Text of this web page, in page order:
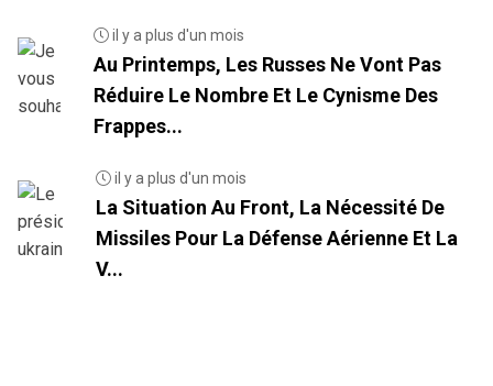
il y a plus d'un mois
Au Printemps, Les Russes Ne Vont Pas
Réduire Le Nombre Et Le Cynisme Des
Frappes...
il y a plus d'un mois
La Situation Au Front, La Nécessité De
Missiles Pour La Défense Aérienne Et La
V...